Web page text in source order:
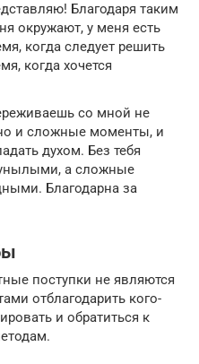
Благодаря таким
окружают, у меня есть
когда следует решить
когда хочется
со мной не
и сложные моменты, и
духом. Без тебя
а сложные
Благодарна за
поступки не являются
отблагодарить кого-
и обратиться к